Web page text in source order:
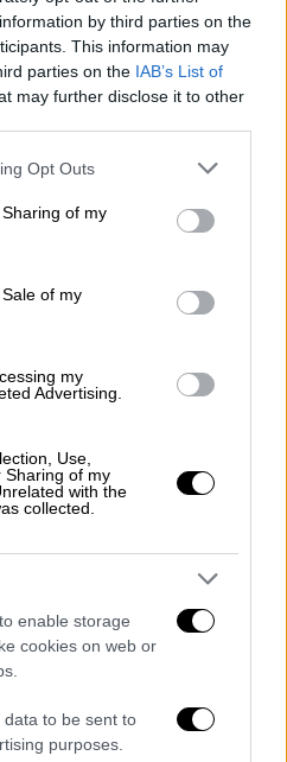
by third parties on the
This information may
parties on the IAB’s List of
may further disclose it to other
app uses one or more Google
behaviour. You may click to
and its third-party tags to
purposes in below Google
Opt Outs
of my
of my
my
Advertising.
Use,
Sharing of my
with the
collected.
enable storage
cookies on web or
to be sent to
purposes.
των παραπάνω
ζωντανά
έκλειψη
από το
πάνω από τη νότια
τη Σαουδική
στις 2 Αυγούστου
δεν θα έχουν την
ολική έκλειψη ηλίου
2033, και ακόμη και
θα είναι η
μέχρι τις